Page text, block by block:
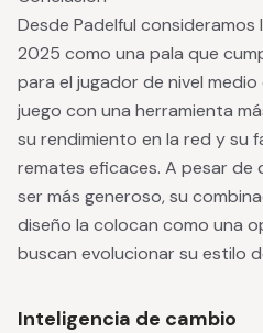
Desde Padelful consideramos
2025 como una pala que
para el jugador de nivel
juego con una herramienta
su rendimiento en la red y su
remates eficaces. A pesar de
ser más generoso, su
diseño la colocan como una
buscan evolucionar su estilo
Inteligencia de cambio